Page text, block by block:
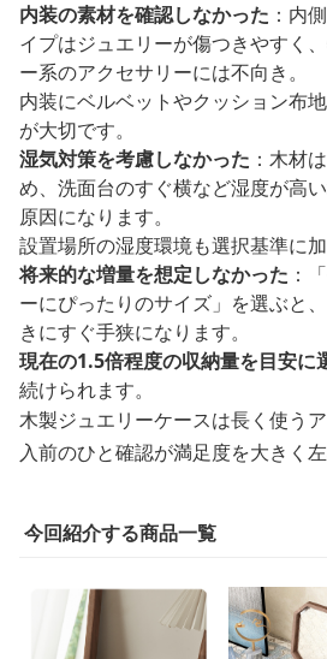
内装の素材を確認しなかった ：内
イプはジュエリーが傷つきやすく
ー系のアクセサリーには不向き。
内装にベルベットやクッション布
が大切です。
湿気対策を考慮しなかった ：木材
め、洗面台のすぐ横など湿度が高
原因になります。
設置場所の湿度環境も選択基準に加
将来的な増量を想定しなかった ：
ーにぴったりのサイズ」を選ぶと
きにすぐ手狭になります。
現在の1.5倍程度の収納量を目安に
続けられます。
木製ジュエリーケースは長く使う
入前のひと確認が満足度を大きく左
今回紹介する商品一覧